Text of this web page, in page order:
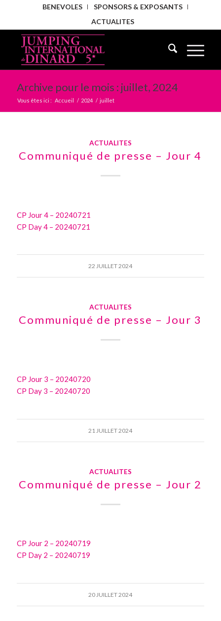
BENEVOLES
SPONSORS & EXPOSANTS
ACTUALITES
Archive pour le mois : juillet, 2024
Vous êtes ici : Accueil / 2024 / juillet
ACTUALITES
Communiqué de presse – Jour 4
CP Jour 4 – 20240721
CP Day 4 – 20240721
22 JUILLET 2024
ACTUALITES
Communiqué de presse – Jour 3
CP Jour 3 – 20240720
CP Day 3 – 20240720
21 JUILLET 2024
ACTUALITES
Communiqué de presse – Jour 2
CP Jour 2 – 20240719
CP Day 2 – 20240719
20 JUILLET 2024